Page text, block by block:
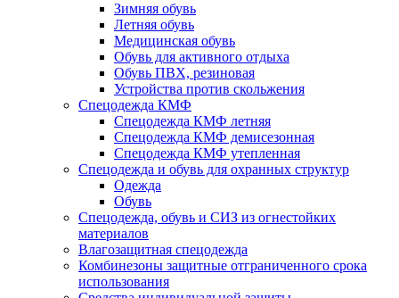
Зимняя обувь
Летняя обувь
Медицинская обувь
Обувь для активного отдыха
Обувь ПВХ, резиновая
Устройства против скольжения
Спецодежда КМФ
Спецодежда КМФ летняя
Спецодежда КМФ демисезонная
Спецодежда КМФ утепленная
Спецодежда и обувь для охранных структур
Одежда
Обувь
Спецодежда, обувь и СИЗ из огнестойких
материалов
Влагозащитная спецодежда
Комбинезоны защитные отграниченного срока
использования